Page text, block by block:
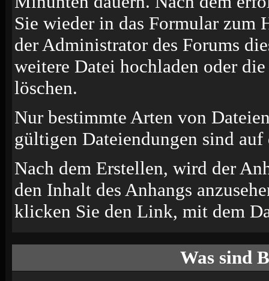
Sie wieder in das Formular zum
der Administrator des Forums
weitere Datei hochladen oder
löschen.
Nur bestimmte Arten von
gültigen Dateiendungen sind
Nach dem Erstellen, wird der
den Inhalt des Anhangs
klicken Sie den Link, mit dem
Was sind